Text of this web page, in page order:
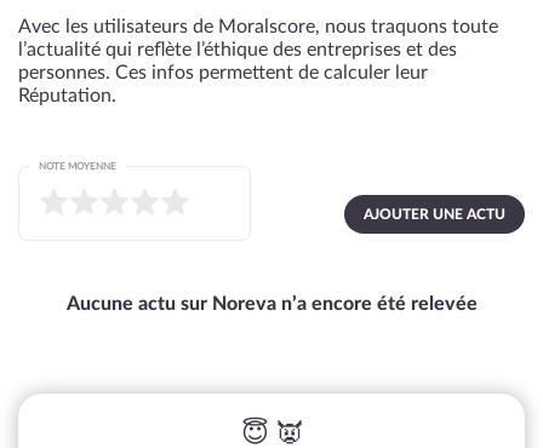
Avec les utilisateurs de Moralscore, nous traquons toute
l’actualité qui reflète l’éthique des entreprises et des
personnes. Ces infos permettent de calculer leur
Réputation.
AJOUTER UNE ACTU
NOTE MOYENNE
Aucune actu sur Noreva n’a encore été relevée
😇 👿